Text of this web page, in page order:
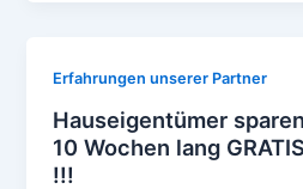
Erfahrungen unserer Partner
Hauseigentümer
10 Wochen lang
!!!